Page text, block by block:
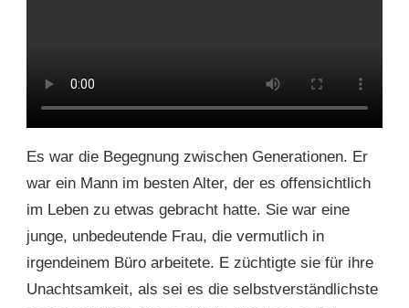
Es war die Begegnung zwischen Generationen. Er
war ein Mann im besten Alter, der es offensichtlich
im Leben zu etwas gebracht hatte. Sie war eine
junge, unbedeutende Frau, die vermutlich in
irgendeinem Büro arbeitete. E züchtigte sie für ihre
Unachtsamkeit, als sei es die selbstverständlichste